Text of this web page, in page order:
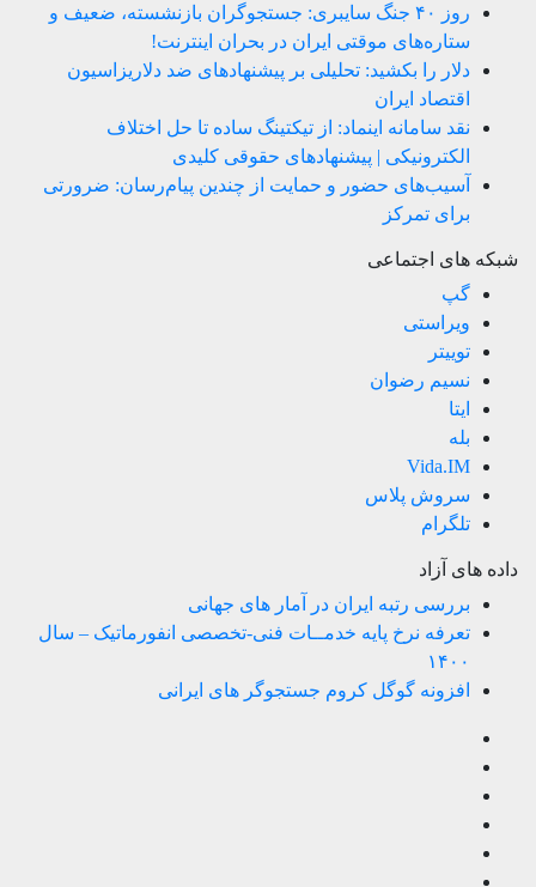
روز ۴۰ جنگ سایبری: جستجوگران بازنشسته، ضعیف و
ستاره‌های موقتی ایران در بحران اینترنت!
دلار را بکشید: تحلیلی بر پیشنهادهای ضد دلاریزاسیون
اقتصاد ایران
نقد سامانه اینماد: از تیکتینگ ساده تا حل اختلاف
الکترونیکی | پیشنهادهای حقوقی کلیدی
آسیب‌های حضور و حمایت از چندین پیام‌رسان: ضرورتی
برای تمرکز
شبکه های اجتماعی
گپ
ویراستی
توییتر
نسیم رضوان
ایتا
بله
Vida.IM
سروش پلاس
تلگرام
داده های آزاد
بررسی رتبه ایران در آمار های جهانی
تعرفه نرخ پایه خدمــات فنی-تخصصی انفورماتیک – سال
۱۴۰۰
افزونه گوگل کروم جستجوگر های ایرانی